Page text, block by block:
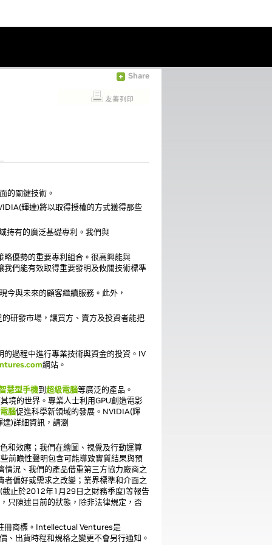
Share
的關鍵技術。
輝達)將以取得授權的方式獲得那些
持有的廣泛基礎專利。我們與
優勢的重要專利組合。很高興能與
們能有效取得重要發明及攸關技術標準
與未來的顧客繼續服務。此外，
研發市場，讓買方、賣方及投資者能把
過程中進行專業技術與資金的投資。IV
網站。
慧型手機到超級電腦等廣泛的產品。
境的世界。專業人士利用GPU創造電影
腦促進科學新領域的發展。NVIDIA(輝
)詳細資訊，請瀏
和效應；我們在繪圖、視覺及行動運算
前瞻性聲明包含可能導致實質結果與預
況、我們的產品借重第三方協力廠商之
偏好或需求之改變；業界標準和介面之
止於2012年1月29日之財務季度)等報告
只陳述目前的狀態，除非法律規定，否
冊商標。Intellectual Ventures是
出貨時程和規格之變更不會另行通知。